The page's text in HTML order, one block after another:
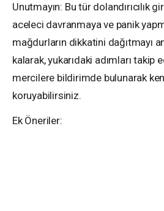
Unutmayın: Bu tür dolandırıcılık
aceleci davranmaya ve panik
mağdurların dikkatini dağıtmayı
kalarak, yukarıdaki adımları takip
mercilere bildirimde bulunarak
koruyabilirsiniz.
Ek Öneriler: